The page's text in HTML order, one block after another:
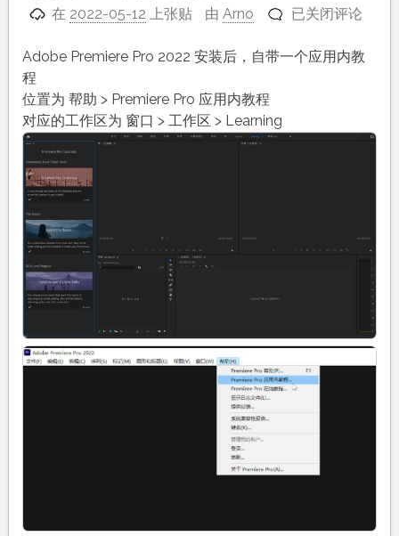
在 2022-05-12 上张贴 由Arno
Adobe
Pro
应
已关闭评论
Adobe Premiere Pro 2022 安装后，自带一个应用内教
程
位置为 帮助 > Premiere Pro 应用内教程
对应的工作区为 窗口 > 工作区 > Learning